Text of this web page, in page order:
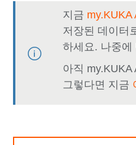
지금 my.KUKA
저장된 데이터
하세요. 나중에
아직
그렇다면 지금